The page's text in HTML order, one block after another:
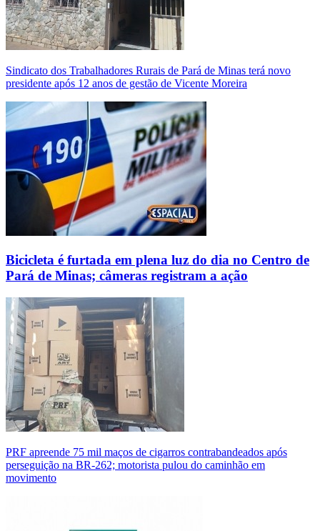
Sindicato dos Trabalhadores Rurais de Pará de Minas terá novo
presidente após 12 anos de gestão de Vicente Moreira
Bicicleta é furtada em plena luz do dia no Centro de
Pará de Minas; câmeras registram a ação
PRF apreende 75 mil maços de cigarros contrabandeados após
perseguição na BR-262; motorista pulou do caminhão em
movimento